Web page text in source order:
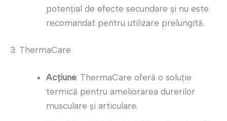
potențial de efecte secundare și nu este
recomandat pentru utilizare prelungită.
3. ThermaCare
Acțiune: ThermaCare oferă o soluție
termică pentru ameliorarea durerilor
musculare și articulare.